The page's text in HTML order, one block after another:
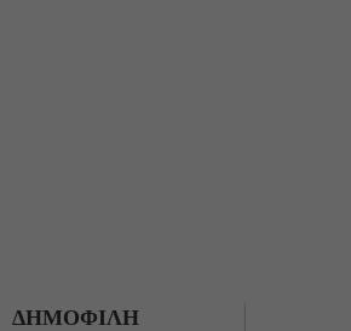
ΔΗΜΟΦΙΛΗ